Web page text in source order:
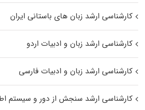
کارشناسی ارشد زبان‌ های باستانی ایران
کارشناسی ارشد زبان و ادبیات اردو
کارشناسی ارشد زبان و ادبیات فارسی
کارشناسی ارشد سنجش از دور و سیستم